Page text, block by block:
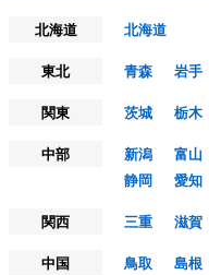
北海道
北海道
東北
青森 岩手
関東
茨城 栃木
中部
新潟 富山
静岡
愛知
関西
三重 滋賀
中国
鳥取 島根